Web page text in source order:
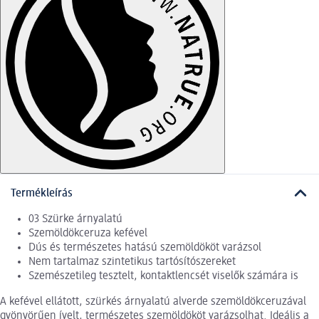
Termékleírás
03 Szürke árnyalatú
Szemöldökceruza kefével
Dús és természetes hatású szemöldököt varázsol
Nem tartalmaz szintetikus tartósítószereket
Szemészetileg tesztelt, kontaktlencsét viselők számára is
A kefével ellátott, szürkés árnyalatú alverde szemöldökceruzával
gyönyörűen ívelt, természetes szemöldököt varázsolhat. Ideális a